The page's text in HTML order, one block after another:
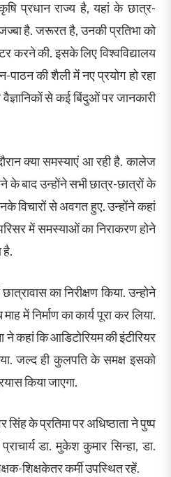
प्रधान राज्य है, यहां के छात्र-
है. जरूरत है, उनकी प्रतिभा को
करने की. इसके लिए विश्वविद्यालय
पाठन की शैली में नए प्रयोग हो रहा
से कई बिंदुओं पर जानकारी
क्या समस्याएं आ रही है. कालेज
के बाद उन्होंने सभी छात्र-छात्रों के
विचारों से अवगत हुए. उन्होंने कहां
में समस्याओं का निराकरण होने
है.
का निरीक्षण किया. उन्होने
में निर्माण का कार्य पूरा कर लिया.
कहां कि आडिटोरियम की इंटीरियर
जल्द ही कुलपति के समक्ष इसको
किया जाएगा.
के प्रतिमा पर अधिष्ठाता ने पुष्प
डा. मुकेश कुमार सिन्हा, डा.
शिक्षकेतर कर्मी उपस्थित रहें.